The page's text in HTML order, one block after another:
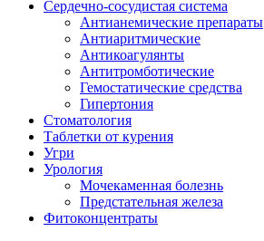
Сердечно-сосудистая система
Антианемические препараты
Антиаритмические
Антикоагулянты
Антитромботические
Гемостатические средства
Гипертония
Стоматология
Таблетки от курения
Угри
Урология
Мочекаменная болезнь
Предстательная железа
Фитоконцентраты